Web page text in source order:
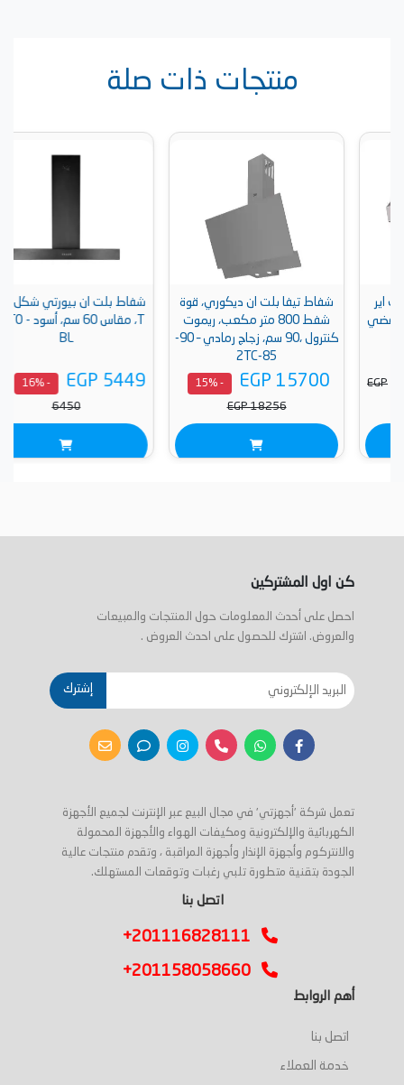
منتجات ذات صلة
شفاط تيفا بلت ان ديكوري، قوة
شفط 800 متر مكعب، ريموت
كنترول ،90 سم، زجاج رمادي – 90-
EGP 15700
- 15%
EGP 18256
شفاط بلت ان بيورتي شكل حرف
T، مقاس 60 سم، أسود - FLATO
EGP 5449
- 16%
EGP
كن اول المشتركين
احصل على أحدث المعلومات حول المنتجات والمبيعات
والعروض. اشترك للحصول على احدث العروض .
إشترك
تعمل شركة 'أجهزتي' في مجال البيع عبر الإنترنت لجميع الأجهزة
الكهربائية والإلكترونية ومكيفات الهواء والأجهزة المحمولة
والانتركوم وأجهزة الإنذار وأجهزة المراقبة ، وتقدم منتجات عالية
الجودة بتقنية متطورة تلبي رغبات وتوقعات المستهلك.
اتصل بنا
+201116828111
+201158058660
أهم الروابط
اتصل بنا
خدمة العملاء